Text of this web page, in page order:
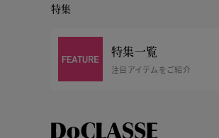
特集
特集一覧
注目アイテムをご紹介